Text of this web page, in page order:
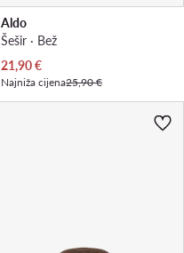
Aldo
Šešir · Bež
Trenutna cijena
21,90€
Najniža cijena25,90 €